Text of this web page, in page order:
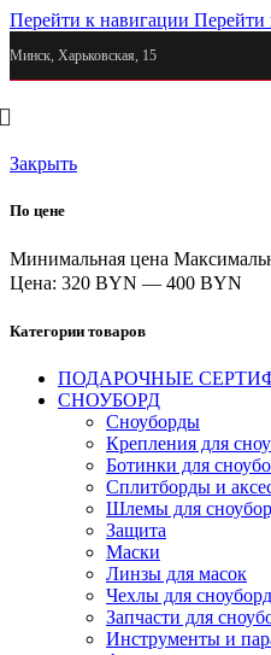
Перейти к навигации Перейти
Минск, Харьковская, 15
Закрыть
По цене
Минимальная цена
Цена: 320 BYN — 400 BYN
Категории товаров
ПОДАРОЧНЫЕ
СНОУБОРД
Сноуборды
Крепления для
Ботинки для
Сплитборды и
Шлемы для
Защита
Маски
Линзы для масок
Чехлы для
Запчасти для
Инструменты и